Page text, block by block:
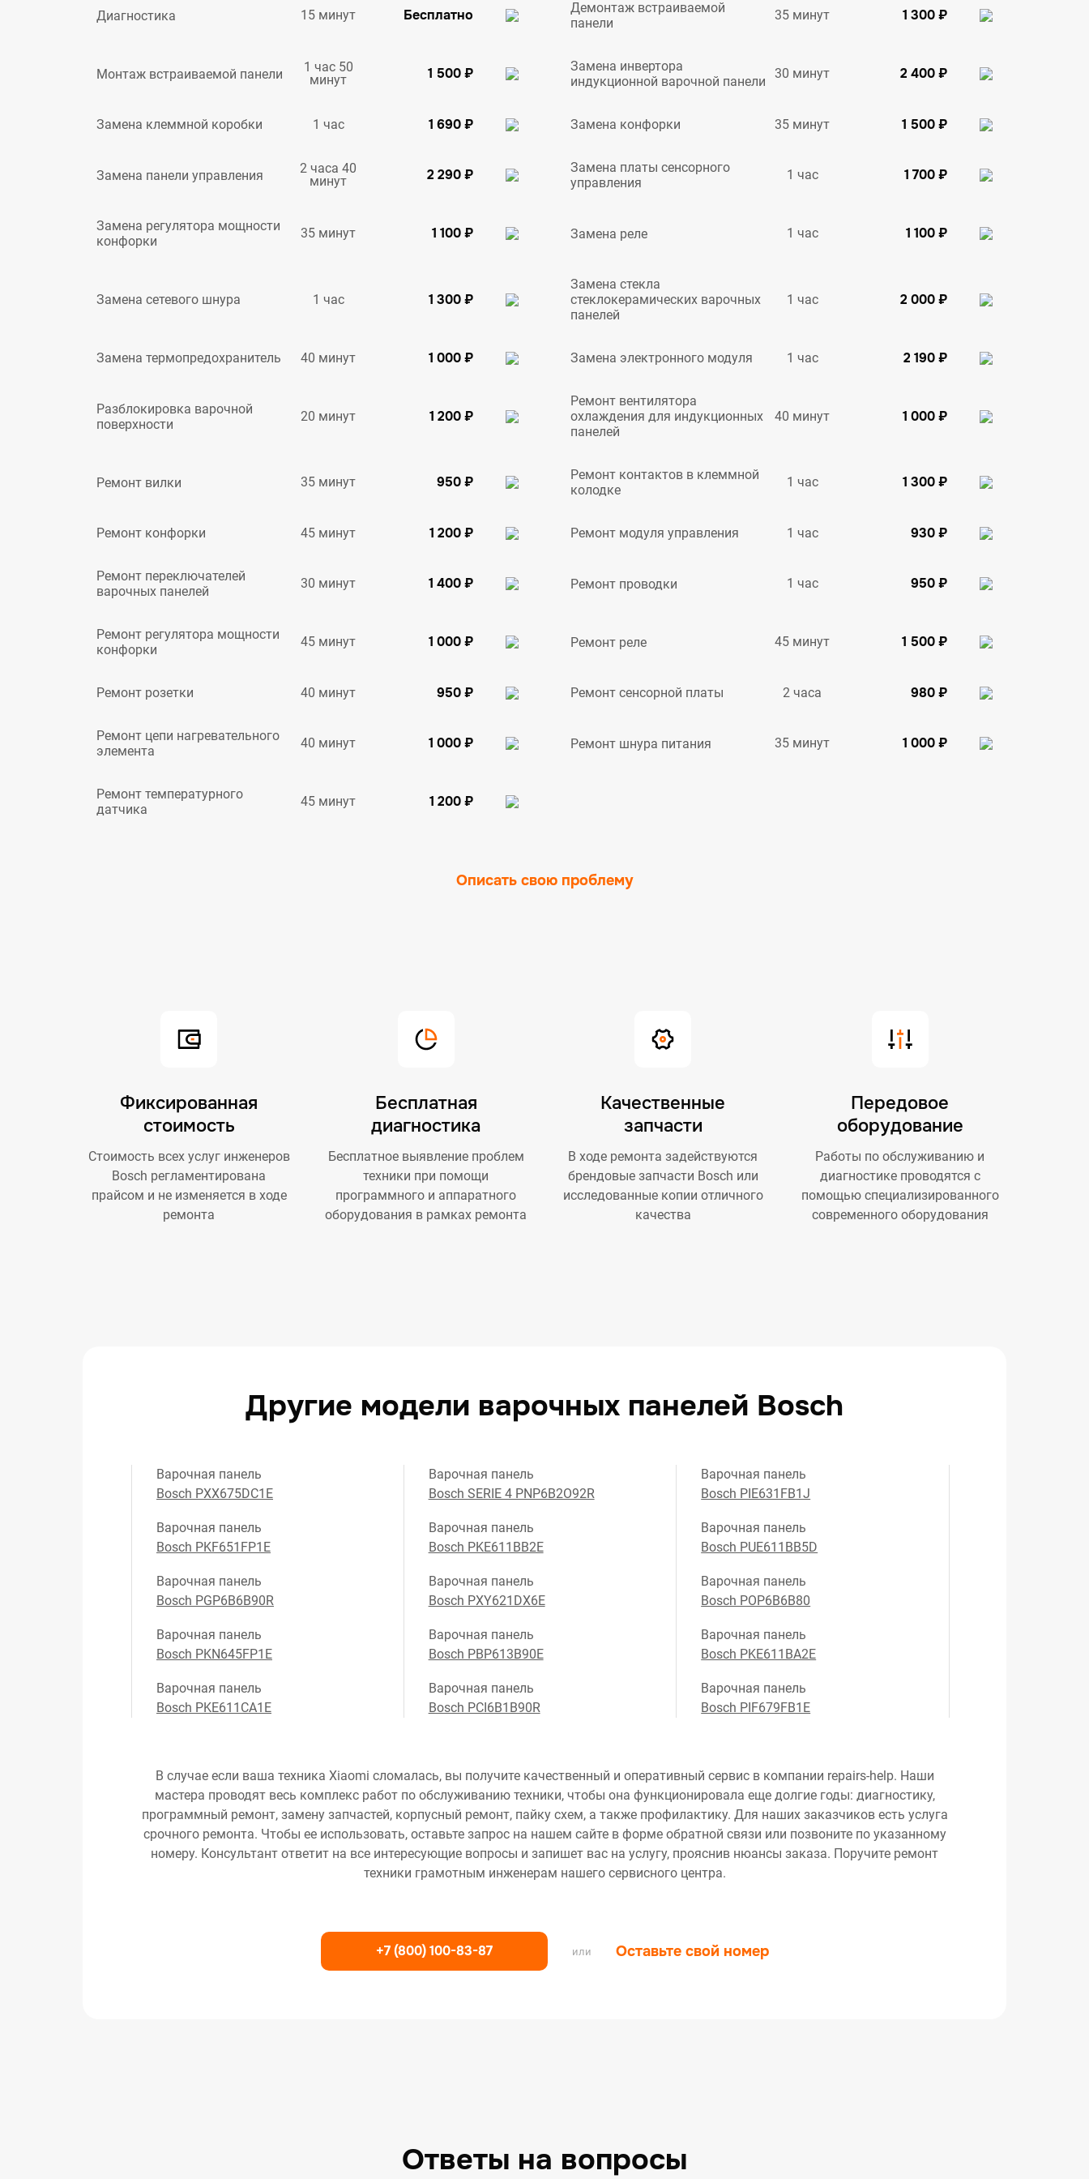
Диагностика 15 минут Бесплатно
Демонтаж встраиваемой
панели
35 минут 1 300 ₽
Монтаж встраиваемой панели
1 час 50
минут
1 500 ₽
Замена инвертора
индукционной варочной панели
30 минут 2 400 ₽
Замена клеммной коробки 1 час 1 690 ₽ Замена конфорки 35 минут 1 500 ₽
Замена панели управления
2 часа 40
минут
2 290 ₽
Замена платы сенсорного
управления
1 час 1 700 ₽
Замена регулятора мощности
конфорки
35 минут 1 100 ₽ Замена реле 1 час 1 100 ₽
Замена сетевого шнура 1 час 1 300 ₽
Замена стекла
стеклокерамических варочных
панелей
1 час 2 000 ₽
Замена термопредохранитель 40 минут 1 000 ₽ Замена электронного модуля 1 час 2 190 ₽
Разблокировка варочной
поверхности
20 минут 1 200 ₽
Ремонт вентилятора
охлаждения для индукционных
панелей
40 минут 1 000 ₽
Ремонт вилки 35 минут 950 ₽
Ремонт контактов в клеммной
колодке
1 час 1 300 ₽
Ремонт конфорки 45 минут 1 200 ₽ Ремонт модуля управления 1 час 930 ₽
Ремонт переключателей
варочных панелей
30 минут 1 400 ₽ Ремонт проводки 1 час 950 ₽
Ремонт регулятора мощности
конфорки
45 минут 1 000 ₽ Ремонт реле 45 минут 1 500 ₽
Ремонт розетки 40 минут 950 ₽ Ремонт сенсорной платы 2 часа 980 ₽
Ремонт цепи нагревательного
элемента
40 минут 1 000 ₽ Ремонт шнура питания 35 минут 1 000 ₽
Ремонт температурного
датчика
45 минут 1 200 ₽
Описать свою проблему
Фиксированная
стоимость
Стоимость всех услуг инженеров
Bosch регламентирована
прайсом и не изменяется в ходе
ремонта
Бесплатная
диагностика
Бесплатное выявление проблем
техники при помощи
программного и аппаратного
оборудования в рамках ремонта
Качественные
запчасти
В ходе ремонта задействуются
брендовые запчасти Bosch или
исследованные копии отличного
качества
Передовое
оборудование
Работы по обслуживанию и
диагностике проводятся с
помощью специализированного
современного оборудования
Другие модели варочных панелей Bosch
Варочная панель
Bosch PXX675DC1E
Варочная панель
Bosch PKF651FP1E
Варочная панель
Bosch PGP6B6B90R
Варочная панель
Bosch PKN645FP1E
Варочная панель
Bosch PKE611CA1E
Варочная панель
Bosch SERIE 4 PNP6B2O92R
Варочная панель
Bosch PKE611BB2E
Варочная панель
Bosch PXY621DX6E
Варочная панель
Bosch PBP613B90E
Варочная панель
Bosch PCI6B1B90R
Варочная панель
Bosch PIE631FB1J
Варочная панель
Bosch PUE611BB5D
Варочная панель
Bosch POP6B6B80
Варочная панель
Bosch PKE611BA2E
Варочная панель
Bosch PIF679FB1E
В случае если ваша техника Xiaomi сломалась, вы получите качественный и оперативный сервис в компании repairs-help. Наши
мастера проводят весь комплекс работ по обслуживанию техники, чтобы она функционировала еще долгие годы: диагностику,
программный ремонт, замену запчастей, корпусный ремонт, пайку схем, а также профилактику. Для наших заказчиков есть услуга
срочного ремонта. Чтобы ее использовать, оставьте запрос на нашем сайте в форме обратной связи или позвоните по указанному
номеру. Консультант ответит на все интересующие вопросы и запишет вас на услугу, прояснив нюансы заказа. Поручите ремонт
техники грамотным инженерам нашего сервисного центра.
+7 (800) 100-83-87 или Оставьте свой номер
Ответы на вопросы